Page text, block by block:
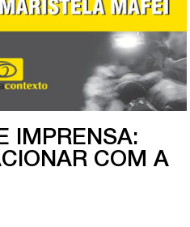
IMPRENSA:
COM A